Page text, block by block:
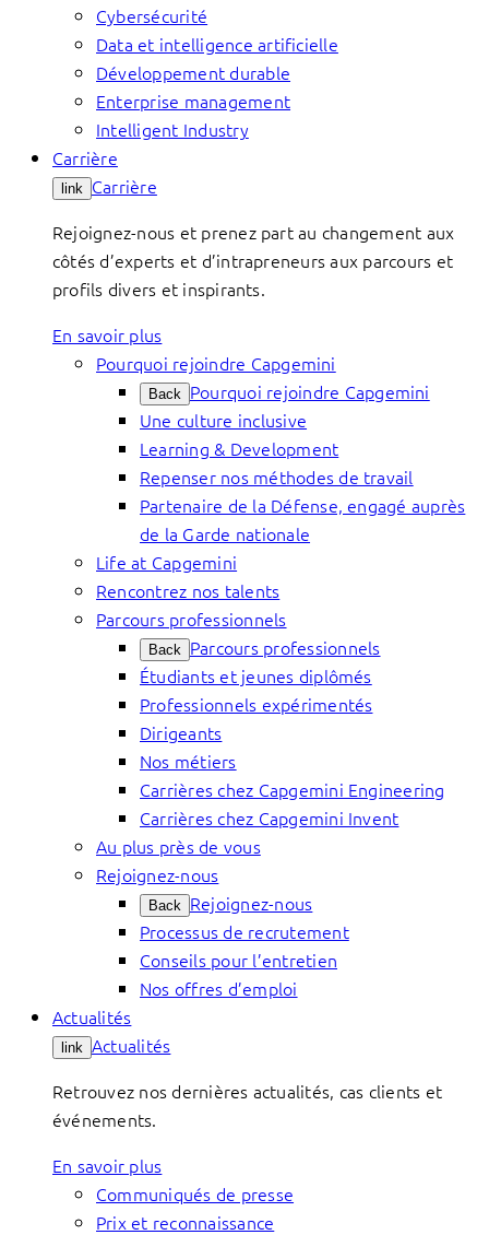
Cybersécurité
Data et intelligence artificielle
Développement durable
Enterprise management
Intelligent Industry
Carrière
link Carrière
Rejoignez-nous et prenez part au changement aux
côtés d’experts et d’intrapreneurs aux parcours et
profils divers et inspirants.
En savoir plus
Pourquoi rejoindre Capgemini
Back Pourquoi rejoindre Capgemini
Une culture inclusive
Learning & Development
Repenser nos méthodes de travail
Partenaire de la Défense, engagé auprès
de la Garde nationale
Life at Capgemini
Rencontrez nos talents
Parcours professionnels
Back Parcours professionnels
Étudiants et jeunes diplômés
Professionnels expérimentés
Dirigeants
Nos métiers
Carrières chez Capgemini Engineering
Carrières chez Capgemini Invent
Au plus près de vous
Rejoignez-nous
Back Rejoignez-nous
Processus de recrutement
Conseils pour l’entretien
Nos offres d’emploi
Actualités
link Actualités
Retrouvez nos dernières actualités, cas clients et
événements.
En savoir plus
Communiqués de presse
Prix et reconnaissance